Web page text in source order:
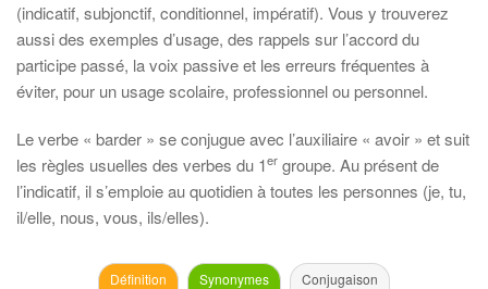
(indicatif, subjonctif, conditionnel, impératif). Vous y trouverez
aussi des exemples d’usage, des rappels sur l’accord du
participe passé, la voix passive et les erreurs fréquentes à
éviter, pour un usage scolaire, professionnel ou personnel.
Le verbe « barder » se conjugue avec l’auxiliaire « avoir » et suit
les règles usuelles des verbes du 1er groupe. Au présent de
l’indicatif, il s’emploie au quotidien à toutes les personnes (je, tu,
il/elle, nous, vous, ils/elles).
Définition Synonymes Conjugaison